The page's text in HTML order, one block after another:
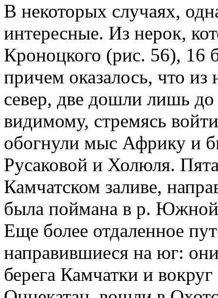
В некоторых случаях,
интересные. Из нерок,
Кроноцкого (рис. 56), 16
причем оказалось, что
север, две дошли лишь до
видимому, стремясь
обогнули мыс Африку и
Русаковой и Холюля.
Камчатском заливе,
была поймана в р.
Еще более отдаленное
направившиеся на юг:
берега Камчатки и